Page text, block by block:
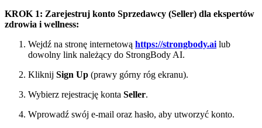
KROK 1: Zarejestruj konto Sprzedawcy (Seller) dla ekspertów
zdrowia i wellness:
Wejdź na stronę internetową https://strongbody.ai lub
dowolny link należący do StrongBody AI.
Kliknij Sign Up (prawy górny róg ekranu).
Wybierz rejestrację konta Seller.
Wprowadź swój e-mail oraz hasło, aby utworzyć konto.